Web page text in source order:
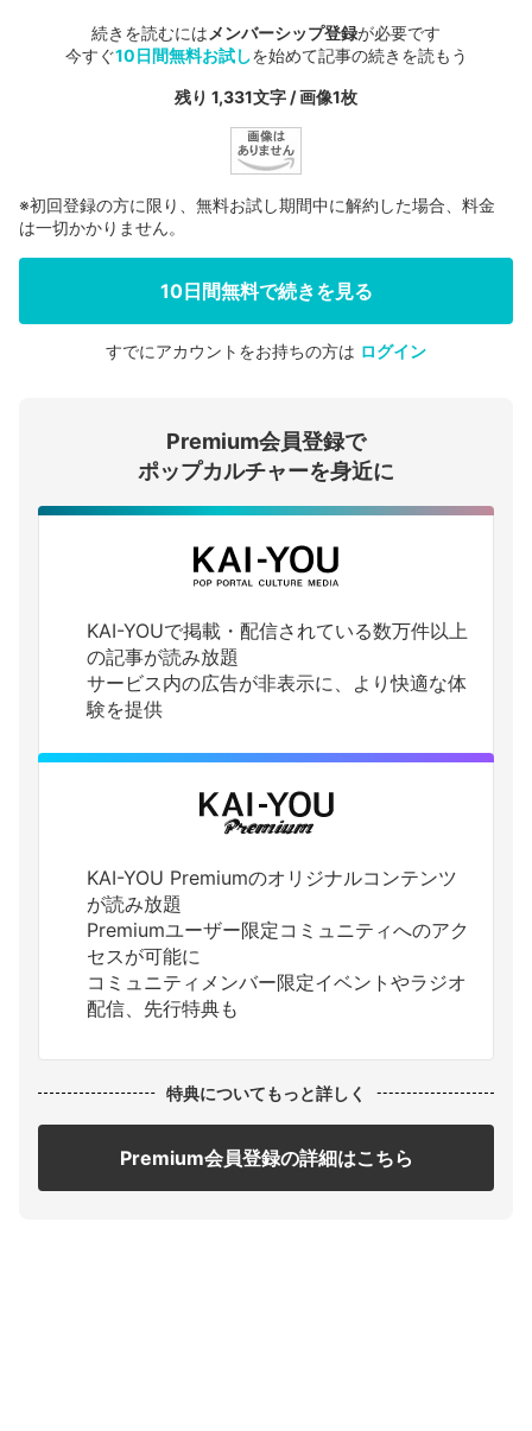
続きを読むには メンバーシップ登録が必要です
今すぐ10日間無料お試しを始めて記事の続きを読もう
残り 1,331文字 / 画像1枚
会員登録する
ログインする
※初回登録の方に限り、無料お試し期間中に解約した場合、料金
は一切かかりません。
10日間無料で続きを見る
すでにアカウントをお持ちの方は ログイン
Premium会員登録で
ポップカルチャーを身近に
KAI-YOUで掲載・配信されている数万件以上
の記事が読み放題
サービス内の広告が非表示に、より快適な体
験を提供
KAI-YOU Premiumのオリジナルコンテンツ
が読み放題
Premiumユーザー限定コミュニティへのアク
セスが可能に
コミュニティメンバー限定イベントやラジオ
配信、先行特典も
特典についてもっと詳しく
Premium会員登録の詳細はこちら